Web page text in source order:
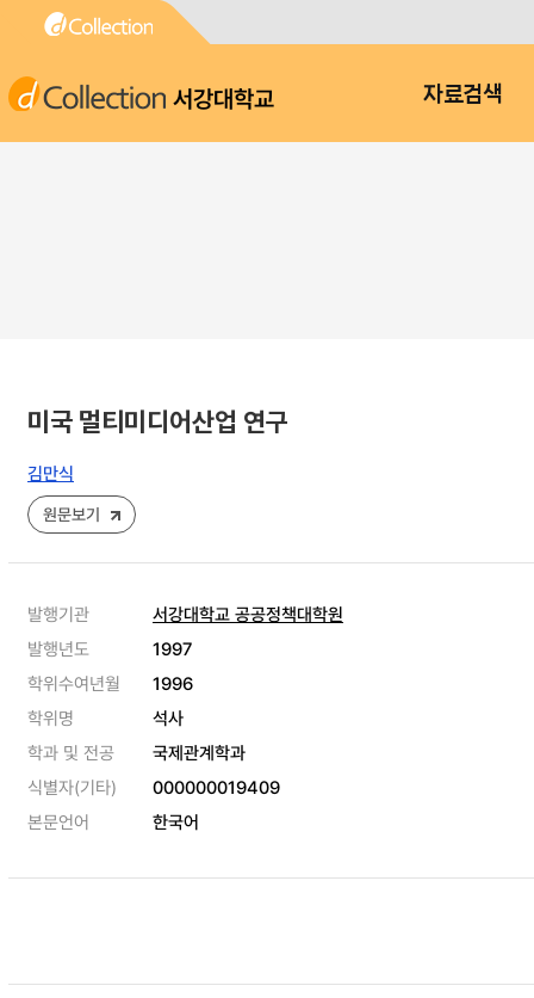
서강대학교 자료검색
미국 멀티미디어산업 연구
김만식
원문보기
발행기관
서강대학교 공공정책대학원
발행년도
1997
학위수여년월
1996
학위명
석사
학과 및 전공
국제관계학과
식별자(기타)
000000019409
본문언어
한국어